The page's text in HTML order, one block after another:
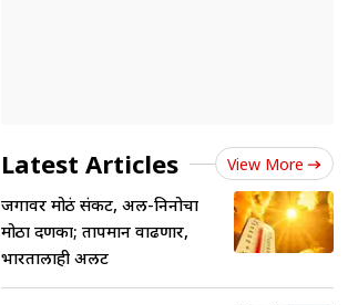
Latest Articles View More
जगावर मोठं संकट, अल-निनोचा
मोठा दणका; तापमान वाढणार,
भारतालाही अलर्ट